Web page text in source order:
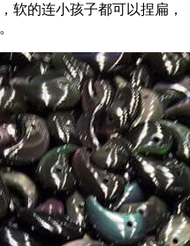
，软的连小孩子都可以捏扁，
。